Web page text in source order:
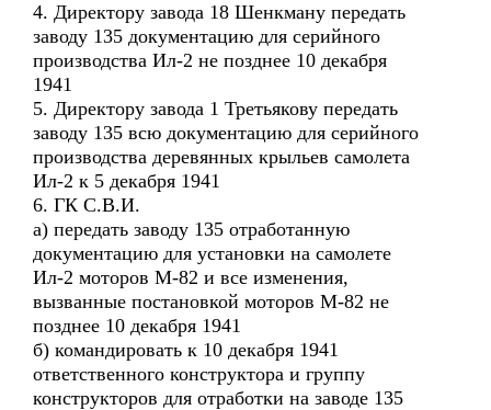
4. Директору завода 18 Шенкману передать
заводу 135 документацию для серийного
производства Ил-2 не позднее 10 декабря
1941
5. Директору завода 1 Третьякову передать
заводу 135 всю документацию для серийного
производства деревянных крыльев самолета
Ил-2 к 5 декабря 1941
6. ГК С.В.И.
а) передать заводу 135 отработанную
документацию для установки на самолете
Ил-2 моторов М-82 и все изменения,
вызванные постановкой моторов М-82 не
позднее 10 декабря 1941
б) командировать к 10 декабря 1941
ответственного конструктора и группу
конструкторов для отработки на заводе 135